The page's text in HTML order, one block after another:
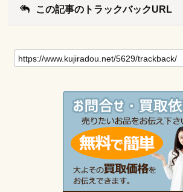
この記事のトラックバックURL